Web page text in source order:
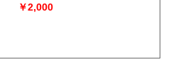
￥2,000